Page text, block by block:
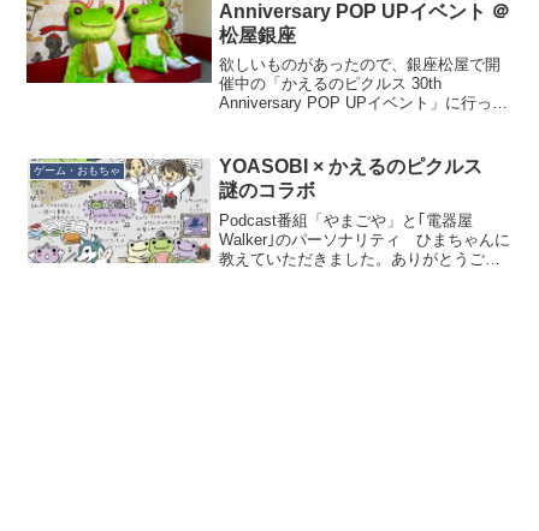
Anniversary POP UPイベント ＠
松屋銀座
欲しいものがあったので、銀座松屋で開
催中の「かえるのピクルス 30th
Anniversary POP UPイベント」に行って
かー、と思って京橋口に行ったら、整理
券配っ...
ゲーム・おもちゃ
YOASOBI × かえるのピクルス
謎のコラボ
Podcast番組「やまごや」と｢電器屋
Walker｣のパーソナリティ ひまちゃんに
教えていただきました。ありがとうござ